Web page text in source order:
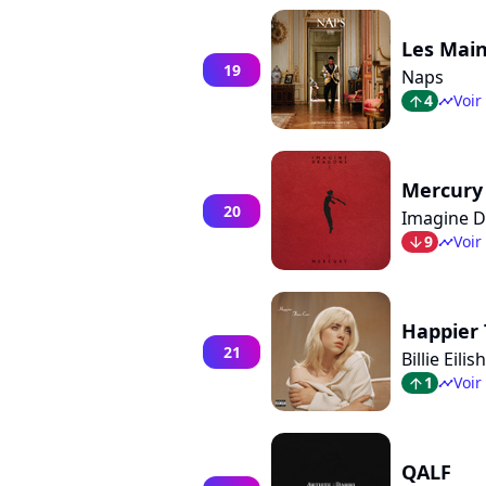
19
Les
Naps
arrow_top4 timelineVoir
20
Mercury
Imagine
arrow_bot9 timelineVoir
21
Happier
Billie Eilish
arrow_top1 timelineVoir
QALF